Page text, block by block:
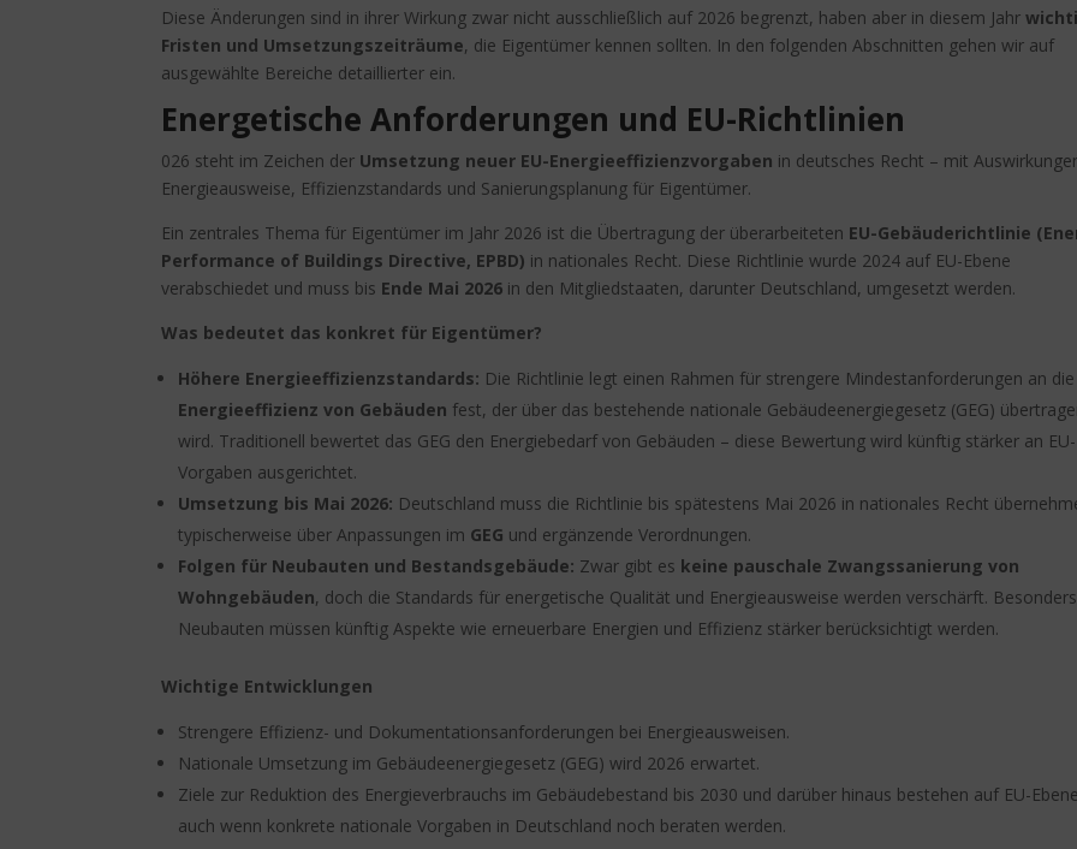
Diese Änderungen sind in ihrer Wirkung zwar nicht ausschließlich auf 2026 begrenzt, haben aber in diesem Jahr
Fristen und Umsetzungszeiträume, die Eigentümer kennen sollten. In den folgenden Abschnitten gehen wir auf
ausgewählte Bereiche detaillierter ein.
Energetische Anforderungen und EU-Richtlinien
026 steht im Zeichen der Umsetzung neuer EU-Energieeffizienzvorgaben in deutsches Recht – mit
Energieausweise, Effizienzstandards und Sanierungsplanung für Eigentümer.
Ein zentrales Thema für Eigentümer im Jahr 2026 ist die Übertragung der überarbeiteten EU-Gebäuderichtlinie
Performance of Buildings Directive, EPBD) in nationales Recht. Diese Richtlinie wurde 2024 auf EU-Ebene
verabschiedet und muss bis Ende Mai 2026 in den Mitgliedstaaten, darunter Deutschland, umgesetzt werden.
Was bedeutet das konkret für Eigentümer?
Höhere Energieeffizienzstandards: Die Richtlinie legt einen Rahmen für strengere Mindestanforderungen an die
Energieeffizienz von Gebäuden fest, der über das bestehende nationale Gebäudeenergiegesetz (GEG)
wird. Traditionell bewertet das GEG den Energiebedarf von Gebäuden – diese Bewertung wird künftig stärker an EU-
Vorgaben ausgerichtet.
Umsetzung bis Mai 2026: Deutschland muss die Richtlinie bis spätestens Mai 2026 in nationales Recht
typischerweise über Anpassungen im GEG und ergänzende Verordnungen.
Folgen für Neubauten und Bestandsgebäude: Zwar gibt es keine pauschale Zwangssanierung von
Wohngebäuden, doch die Standards für energetische Qualität und Energieausweise werden verschärft.
Neubauten müssen künftig Aspekte wie erneuerbare Energien und Effizienz stärker berücksichtigt werden.
Wichtige Entwicklungen
Strengere Effizienz- und Dokumentationsanforderungen bei Energieausweisen.
Nationale Umsetzung im Gebäudeenergiegesetz (GEG) wird 2026 erwartet.
Ziele zur Reduktion des Energieverbrauchs im Gebäudebestand bis 2030 und darüber hinaus bestehen auf EU-
auch wenn konkrete nationale Vorgaben in Deutschland noch beraten werden.